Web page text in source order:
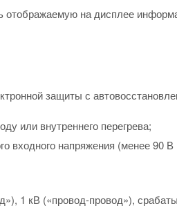
отображаемую на дисплее
защиты с
или внутреннего перегрева;
входного напряжения (менее 90
1 кВ («провод-провод»),